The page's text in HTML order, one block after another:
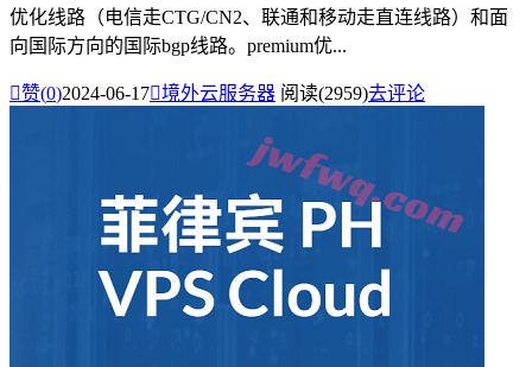
优化线路（电信走CTG/CN2、联通和移动走直连线路）和面
向国际方向的国际bgp线路。premium优...
赞(0)2024-06-17境外云服务器 阅读(2959)去评论